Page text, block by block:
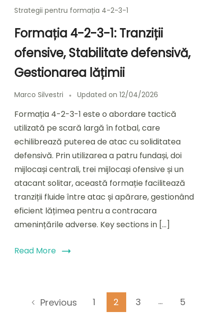
Strategii pentru formația 4-2-3-1
Formația 4-2-3-1: Tranziții
ofensive, Stabilitate defensivă,
Gestionarea lățimii
Marco Silvestri Updated on 12/04/2026
Formația 4-2-3-1 este o abordare tactică
utilizată pe scară largă în fotbal, care
echilibrează puterea de atac cu soliditatea
defensivă. Prin utilizarea a patru fundași, doi
mijlocași centrali, trei mijlocași ofensive și un
atacant solitar, această formație facilitează
tranziții fluide între atac și apărare, gestionând
eficient lățimea pentru a contracara
amenințările adverse. Key sections in […]
Read More
PostsPrevious Page
1 Page
2 Page
3 … Page
5